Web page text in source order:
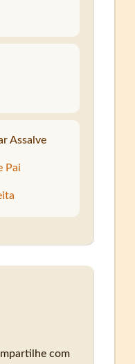
Assalve
Pai
com